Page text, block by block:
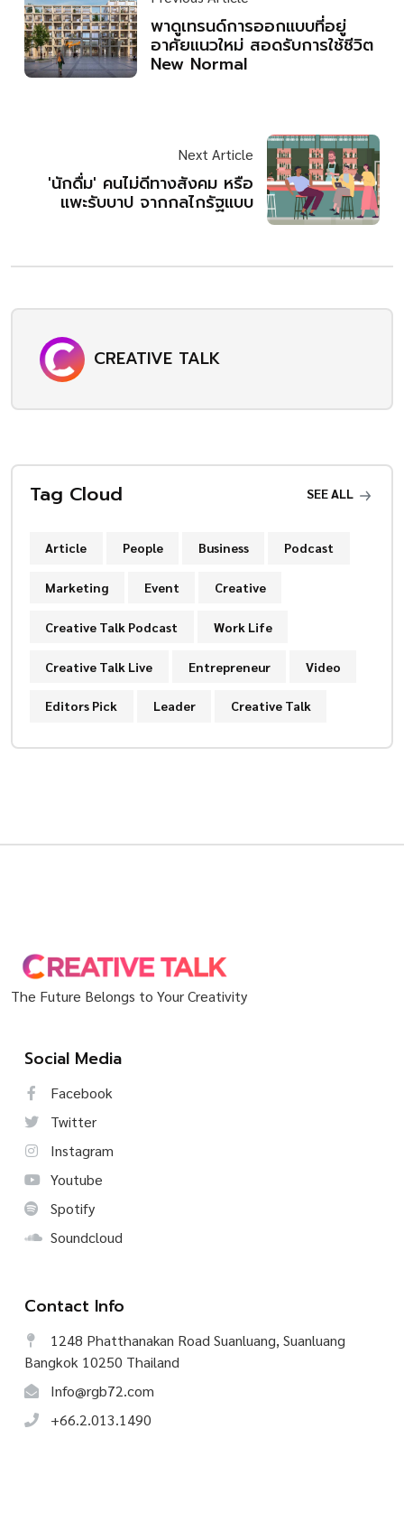
พาดูเทรนด์การออกแบบที่อยู่
อาศัยแนวใหม่ สอดรับการใช้ชีวิต
New Normal
Next Article
'นักดื่ม' คนไม่ดีทางสังคม หรือ
แพะรับบาป จากกลไกรัฐแบบ
CREATIVE TALK
Tag Cloud SEE ALL
Article People Business Podcast
Marketing Event Creative
Creative Talk Podcast Work Life
Creative Talk Live Entrepreneur Video
Editors Pick Leader Creative Talk
The Future Belongs to Your Creativity
Social Media
Facebook
Twitter
Instagram
Youtube
Spotify
Soundcloud
Contact Info
1248 Phatthanakan Road Suanluang, Suanluang
Bangkok 10250 Thailand
Info@rgb72.com
+66.2.013.1490